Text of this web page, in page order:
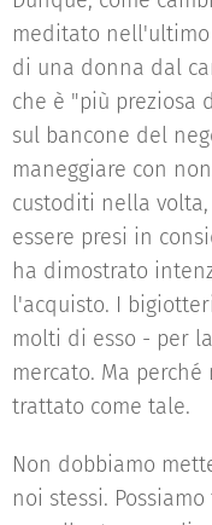
meditato
di una donna dal
che è "più preziosa
sul bancone del
maneggiare con
custoditi nella
essere presi in
ha dimostrato
l'acquisto. I
molti di esso - per
mercato. Ma
trattato come tale.
Non dobbiamo
noi stessi.